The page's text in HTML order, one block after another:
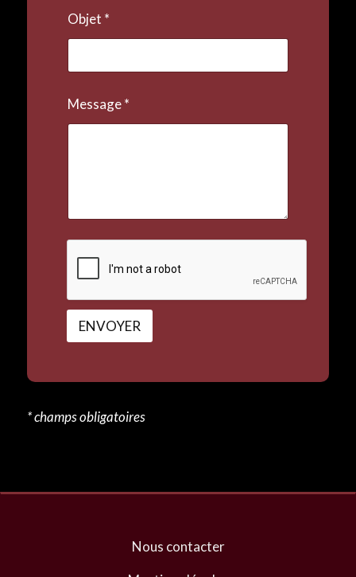
Objet *
Message*
ENVOYER
e
a
* champs obligatoires
Nous contacter